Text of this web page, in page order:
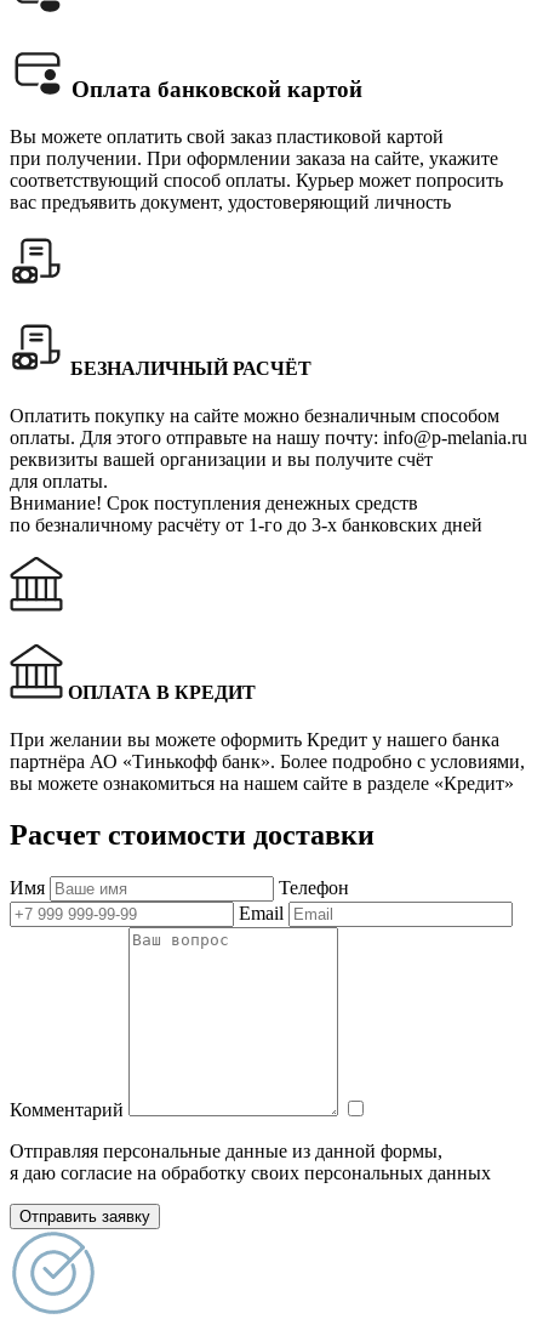
Оплата банковской картой
Вы можете оплатить свой заказ пластиковой картой
при получении. При оформлении заказа на сайте, укажите
соответствующий способ оплаты. Курьер может попросить
вас предъявить документ, удостоверяющий личность
БЕЗНАЛИЧНЫЙ РАСЧЁТ
Оплатить покупку на сайте можно безналичным способом
оплаты. Для этого отправьте на нашу почту: info@p-melania.ru
реквизиты вашей организации и вы получите счёт
для оплаты.
Внимание! Срок поступления денежных средств
по безналичному расчёту от 1-го до 3-х банковских дней
ОПЛАТА В КРЕДИТ
При желании вы можете оформить Кредит у нашего банка
партнёра АО «Тинькофф банк». Более подробно с условиями,
вы можете ознакомиться на нашем сайте в разделе «Кредит»
Расчет стоимости доставки
Имя
Телефон
Email
Комментарий
Отправляя персональные данные из данной формы,
я даю согласие на обработку своих персональных данных
Отправить заявку